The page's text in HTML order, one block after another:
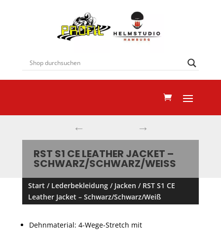
← →
RST S1 CE LEATHER JACKET –
SCHWARZ/SCHWARZ/WEISS
Start / Lederbekleidung/ Jacken / RST S1 CE
Leather Jacket – Schwarz/Schwarz/Weiß
Dehnmaterial: 4-Wege-Stretch mit